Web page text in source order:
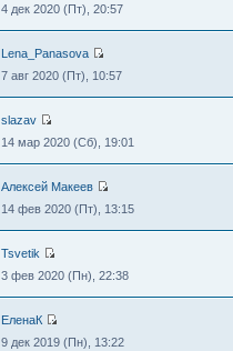
4 дек 2020 (Пт), 20:57
Lena_Panasova
7 авг 2020 (Пт), 10:57
slazav
14 мар 2020 (Сб), 19:01
Алексей Макеев
14 фев 2020 (Пт), 13:15
Tsvetik
3 фев 2020 (Пн), 22:38
ЕленаК
9 дек 2019 (Пн), 13:22